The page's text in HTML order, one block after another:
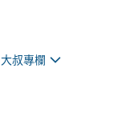
大叔專欄